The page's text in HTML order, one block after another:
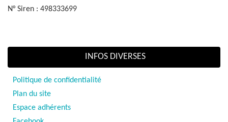
N° Siren : 498333699
INFOS DIVERSES
Politique de confidentialité
Plan du site
Espace adhérents